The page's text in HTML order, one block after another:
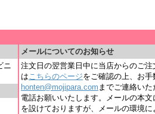
ニ
メールについてのお知らせ
注文日の翌営業日中に当店からのご
はこちらのページをご確認の上、お手
honten@mojipara.com までご連絡い
電話お願いいたします。メールの本
を設けておりますが、メールの環境